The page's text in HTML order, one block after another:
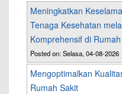
Meningkatkan
Tenaga Kesehatan
Komprehensif di
Posted on: Selasa, 04-08-2026
Mengoptimalkan
Rumah Sakit